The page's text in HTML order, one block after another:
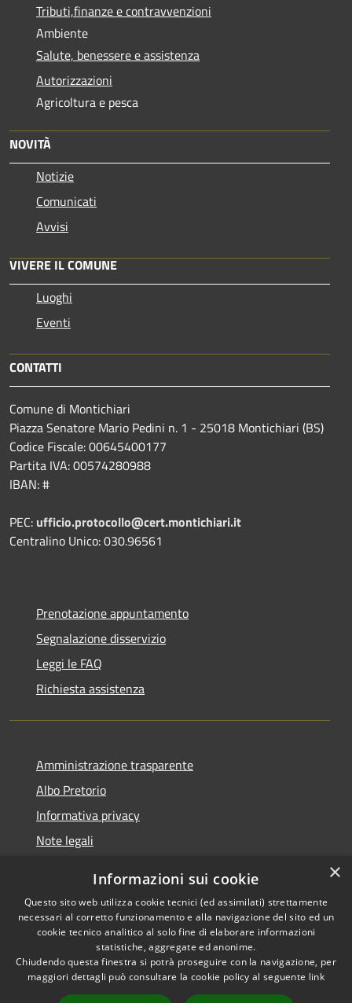
Tributi,finanze e contravvenzioni
Ambiente
Salute, benessere e assistenza
Autorizzazioni
Agricoltura e pesca
NOVITÀ
Notizie
Comunicati
Avvisi
VIVERE IL COMUNE
Luoghi
Eventi
CONTATTI
Comune di Montichiari
Piazza Senatore Mario Pedini n. 1 - 25018 Montichiari (BS)
Codice Fiscale: 00645400177
Partita IVA: 00574280988
IBAN: #
PEC: ufficio.protocollo@cert.montichiari.it
Centralino Unico: 030.96561
Prenotazione appuntamento
Segnalazione disservizio
Leggi le FAQ
Richiesta assistenza
Amministrazione trasparente
Albo Pretorio
Informativa privacy
Note legali
Whisteblowing
RSS
Accessibilità
Copyright © 2026 • Comune di
×
Informazioni sui cookie
Questo sito web utilizza cookie tecnici (ed assimilati) strettamente
necessari al corretto funzionamento e alla navigazione del sito ed un
cookie tecnico analitico al solo fine di elaborare informazioni
statistiche, aggregate ed anonime.
Chiudendo questa finestra si potrà proseguire con la navigazione, per
maggiori dettagli può consultare la cookie policy al seguente link